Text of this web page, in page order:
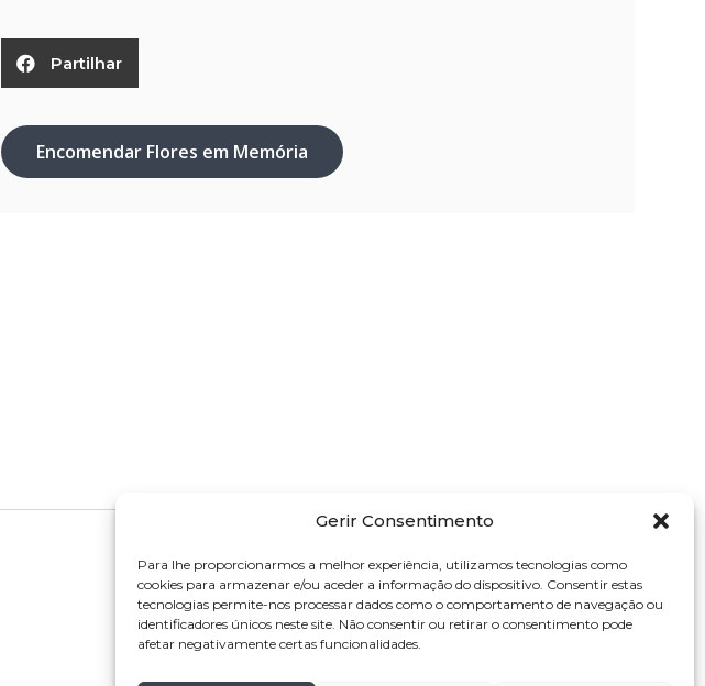
Gerir Consentimento
Para lhe proporcionarmos a melhor experiência, utilizamos tecnologias como
cookies para armazenar e/ou aceder a informação do dispositivo. Consentir estas
tecnologias permite-nos processar dados como o comportamento de navegação ou
identificadores únicos neste site. Não consentir ou retirar o consentimento pode
afetar negativamente certas funcionalidades.
Partilhar
Encomendar Flores em Memória